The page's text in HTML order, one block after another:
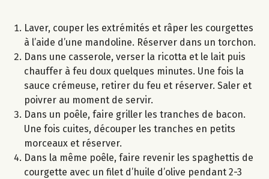
Laver, couper les extrémités et râper les courgettes
à l’aide d’une mandoline. Réserver dans un torchon.
Dans une casserole, verser la ricotta et le lait puis
chauffer à feu doux quelques minutes. Une fois la
sauce crémeuse, retirer du feu et réserver. Saler et
poivrer au moment de servir.
Dans un poêle, faire griller les tranches de bacon.
Une fois cuites, découper les tranches en petits
morceaux et réserver.
Dans la même poêle, faire revenir les spaghettis de
courgette avec un filet d’huile d’olive pendant 2-3